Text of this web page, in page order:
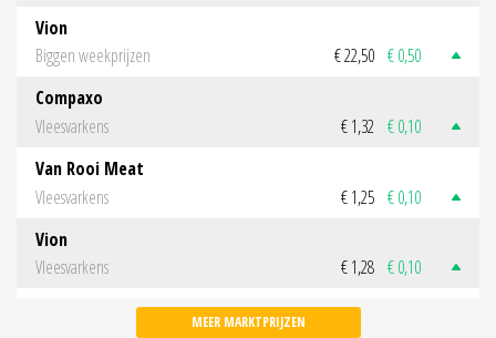
Vion
Biggen weekprijzen
€ 22,50 € 0,50
Compaxo
Vleesvarkens
€ 1,32 € 0,10
Van Rooi Meat
Vleesvarkens
€ 1,25 € 0,10
Vion
Vleesvarkens
€ 1,28 € 0,10
MEER MARKTPRIJZEN